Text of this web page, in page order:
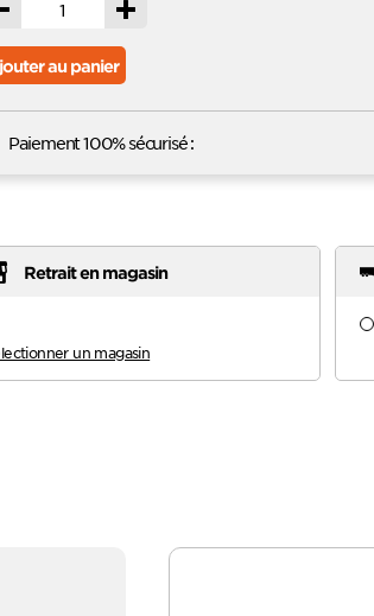
Incrémenter
au panier
Paiement 100% sécurisé :
Retrait en magasin
un magasin